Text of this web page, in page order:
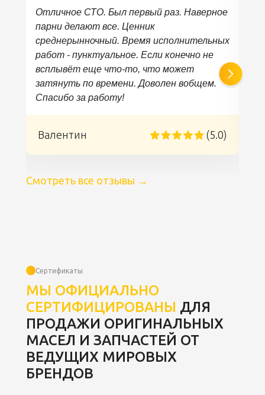
Отличное СТО. Был первый раз. Наверное
парни делают все. Ценник
среднерынночный. Время исполнительных
работ - пунктуальное. Если конечно не
всплывёт еще что-то, что может
затянуть по времени. Доволен вобщем.
Спасибо за работу!
Валентин (5.0)
Смотреть все отзывы →
Сертификаты
МЫ ОФИЦИАЛЬНО
СЕРТИФИЦИРОВАНЫ ДЛЯ
ПРОДАЖИ ОРИГИНАЛЬНЫХ
МАСЕЛ И ЗАПЧАСТЕЙ ОТ
ВЕДУЩИХ МИРОВЫХ
БРЕНДОВ